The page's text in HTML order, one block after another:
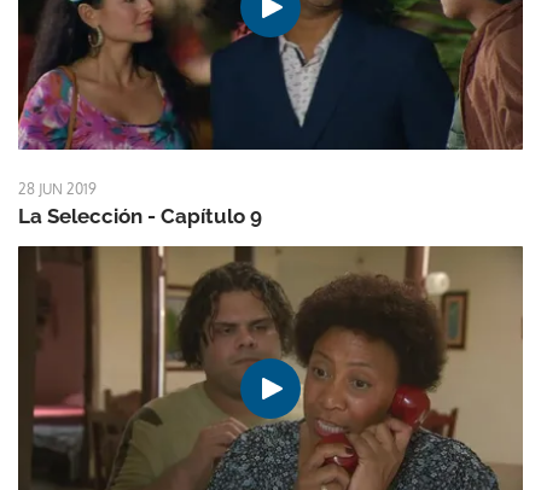
28 JUN 2019
La Selección - Capítulo 9